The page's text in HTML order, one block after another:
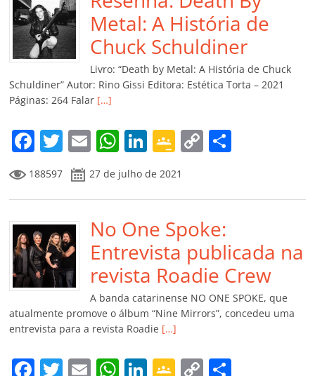
o
o
k
p
p
n Cl
a
ss
ro
m
n
k
til
h
ar
Metal: A História de
Chuck Schuldiner
Livro: “Death by Metal: A História de Chuck
Schuldiner” Autor: Rino Gissi Editora: Estética Torta – 2021
Páginas: 264 Falar […]
F
a
c
e
b
o
o
k
T
w
itt
er
E
m
ai
l
W
h
at
s
A
p
p
Li
n
k
e
dI
n
G
o
o
gl
e
Cl
a
ss
ro
o
m
C
o
y
Li
n
k
p
til
h
ar
188597 27 de julho de 2021
No One Spoke:
Entrevista publicada na
revista Roadie Crew
A banda catarinense NO ONE SPOKE, que
atualmente promove o álbum “Nine Mirrors”, concedeu uma
entrevista para a revista Roadie […]
F T E W Li G C